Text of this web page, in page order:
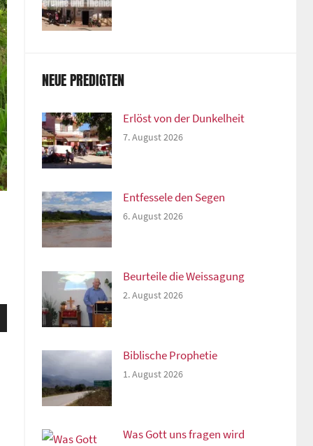
NEUE PREDIGTEN
Erlöst von der Dunkelheit
7. August 2026
Entfessele den Segen
6. August 2026
Beurteile die Weissagung
2. August 2026
Biblische Prophetie
1. August 2026
Was Gott uns fragen wird